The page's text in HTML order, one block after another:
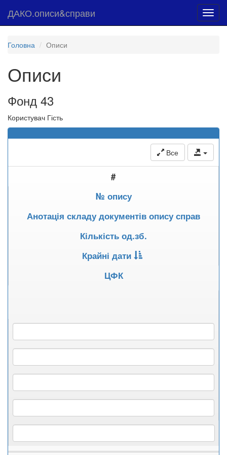
ДАКО.описи&справи
Головна Описи
Описи
Фонд 43
Користувач Гість
Все
#
№ опису
Анотація складу документів опису справ
Кількість од.зб.
Крайні дати
ЦФК